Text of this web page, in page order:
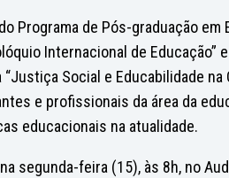
Programa de Pós-graduação em
Internacional de
“Justiça Social e Educabilidade
e profissionais da área da
educacionais na atualidade.
segunda-feira (15), às 8h, no